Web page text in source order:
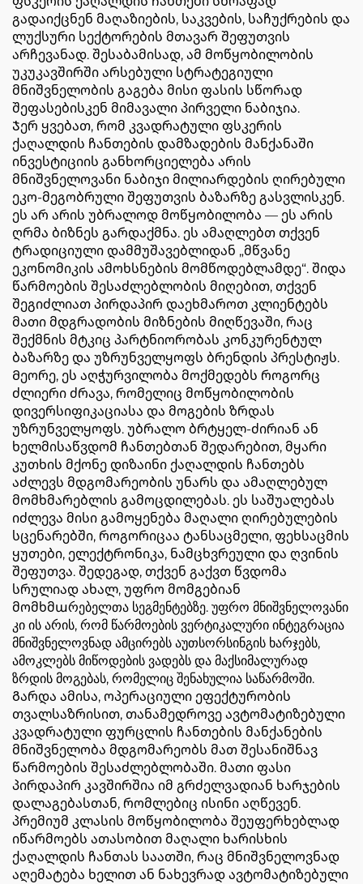
გადაიქცნენ მაღაზიების, საკვების, საჩუქრების და
ლუქსური სექტორების მთავარ შეფუთვის
არჩევანად. შესაბამისად, ამ მოწყობილობის
უკუკავშირში არსებული სტრატეგიული
მნიშვნელობის გაგება მისი ფასის სწორად
შეფასებისკენ მიმავალი პირველი ნაბიჯია.
Ჯერ ყვებათ, რომ კვადრატული ფსკერის
ქაღალდის ჩანთების დამზადების მანქანაში
ინვესტიციის განხორციელება არის
მნიშვნელოვანი ნაბიჯი მილიარდების ღირებული
ეკო-მეგობრული შეფუთვის ბაზარზე გასვლისკენ.
ეს არ არის უბრალოდ მოწყობილობა — ეს არის
ღრმა ბიზნეს გარდაქმნა. ეს ამაღლებთ თქვენ
ტრადიციული დამმუშავებლიდან „მწვანე
ეკონომიკის ამოხსნების მომწოდებლამდე“. შიდა
წარმოების შესაძლებლობის მიღებით, თქვენ
შეგიძლიათ პირდაპირ დაეხმაროთ კლიენტებს
მათი მდგრადობის მიზნების მიღწევაში, რაც
შექმნის მტკიც პარტნიორობას კონკურენტულ
ბაზარზე და უზრუნველყოფს ბრენდის პრესტიჟს.
Მეორე, ეს აღჭურვილობა მოქმედებს როგორც
ძლიერი ძრავა, რომელიც მოწყობილობის
დივერსიფიკაციასა და მოგების ზრდას
უზრუნველყოფს. უბრალო ბრტყელ-ძირიან ან
ხელმისაწვდომ ჩანთებთან შედარებით, მყარი
კუთხის მქონე დიზაინი ქაღალდის ჩანთებს
აძლევს მდგომარეობის უნარს და ამაღლებულ
მომხმარებლის გამოცდილებას. ეს საშუალებას
იძლევა მისი გამოყენება მაღალი ღირებულების
სცენარებში, როგორიცაა ტანსაცმელი, ფეხსაცმის
ყუთები, ელექტრონიკა, ნამცხვრეული და ღვინის
შეფუთვა. შედეგად, თქვენ გაქვთ წვდომა
სრულიად ახალ, უფრო მომგებიან
მომხმաრებელთა სეგმენტებზე. უფრო მნიშვნელოვანი
კი ის არის, რომ წარმოების ვერტიკალური ინტეგრაცია
მნიშვნელოვნად ამცირებს აუთსორსინგის ხარჯებს,
ამოკლებს მიწოდების ვადებს და მაქსიმალურად
ზრდის მოგებას, რომელიც შენახულია საწარმოში.
Გარდა ამისა, ოპერაციული ეფექტურობის
თვალსაზრისით, თანამედროვე ავტომატიზებული
კვადრატული ფურცლის ჩანთების მანქანების
მნიშვნელობა მდგომარეობს მათ შესანიშნავ
წარმოების შესაძლებლობაში. მათი ფასი
პირდაპირ კავშირშია იმ გრძელვადიან ხარჯების
დალაგებასთან, რომლებიც ისინი აღწევენ.
პრემიუმ კლასის მოწყობილობა შეუფერხებლად
იწარმოებს ათასობით მაღალი ხარისხის
ქაღალდის ჩანთას საათში, რაც მნიშვნელოვნად
აღემატება ხელით ან ნახევრად ავტომატიზებული